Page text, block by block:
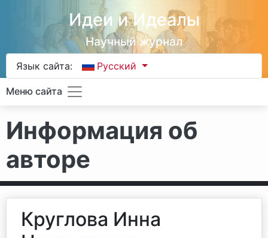
Идеи и Идеалы
Научный журнал
Язык сайта: Русский
Меню сайта
Информация об
авторе
Круглова Инна